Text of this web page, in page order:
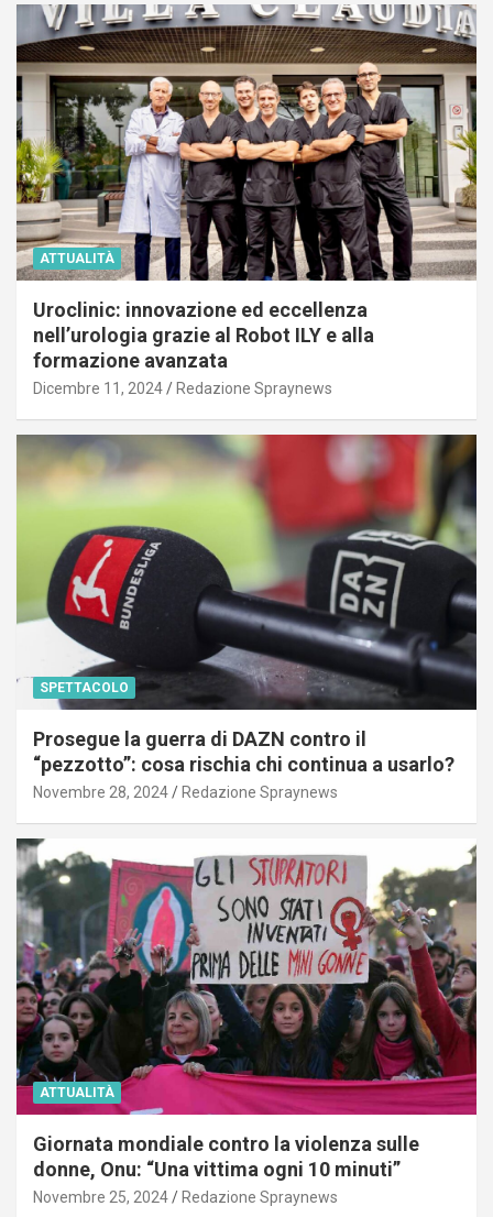
ATTUALITÀ
Uroclinic: innovazione ed eccellenza
nell’urologia grazie al Robot ILY e alla
formazione avanzata
Dicembre 11, 2024 Redazione Spraynews
SPETTACOLO
Prosegue la guerra di DAZN contro il
“pezzotto”: cosa rischia chi continua a usarlo?
Novembre 28, 2024 Redazione Spraynews
ATTUALITÀ
Giornata mondiale contro la violenza sulle
donne, Onu: “Una vittima ogni 10 minuti”
Novembre 25, 2024 Redazione Spraynews